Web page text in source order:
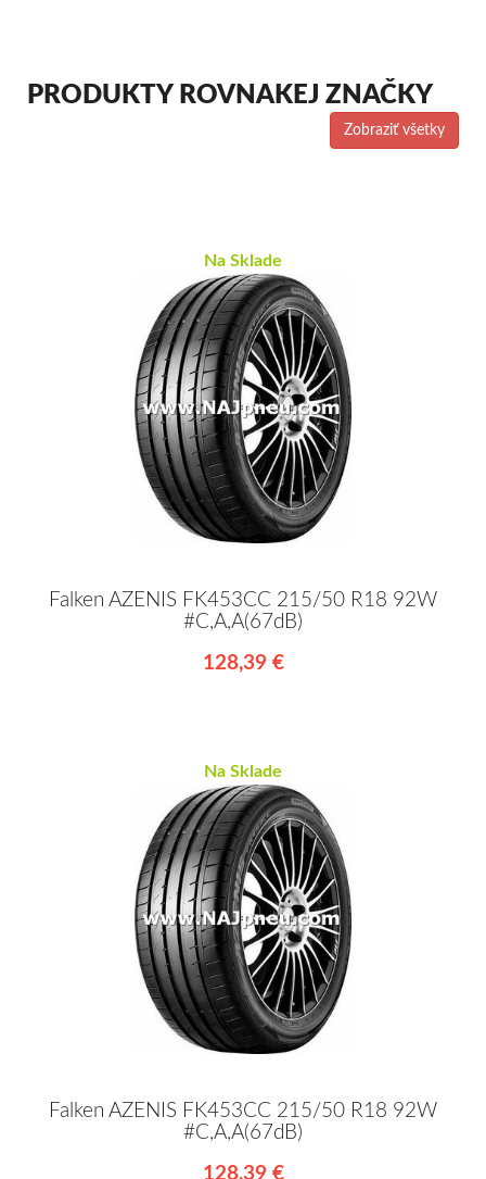
PRODUKTY ROVNAKEJ ZNAČKY
Zobraziť všetky
Na Sklade
Falken AZENIS FK453CC 215/50 R18 92W
#C,A,A(67dB)
128,39 €
Na Sklade
Falken AZENIS FK453CC 215/50 R18 92W
#C,A,A(67dB)
128,39 €